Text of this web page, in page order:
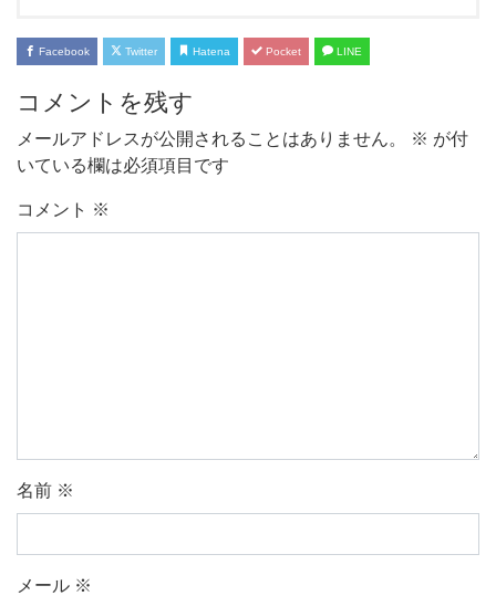
Facebook Twitter Hatena Pocket LINE
コメントを残す
メールアドレスが公開されることはありません。 ※ が付
いている欄は必須項目です
コメント ※
名前 ※
メール ※